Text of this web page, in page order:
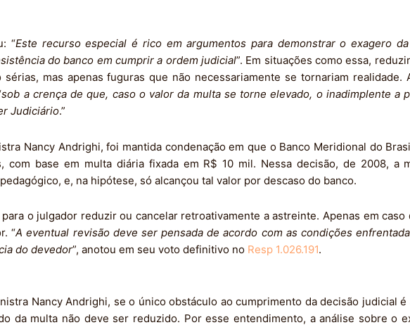
“Este recurso especial é rico em argumentos para demonstrar o exagero
do banco em cumprir a ordem judicial”. Em situações como essa,
mas apenas fuguras que não necessariamente se tornariam realidade.
sob a crença de que, caso o valor da multa se torne elevado, o inadimplente a
Judiciário.”
Nancy Andrighi, foi mantida condenação em que o Banco Meridional do
com base em multa diária fixada em R$ 10 mil. Nessa decisão, de 2008, a
e, na hipótese, só alcançou tal valor por descaso do banco.
o julgador reduzir ou cancelar retroativamente a astreinte. Apenas em
“A eventual revisão deve ser pensada de acordo com as condições
do devedor”, anotou em seu voto definitivo no Resp 1.026.191.
Nancy Andrighi, se o único obstáculo ao cumprimento da decisão judicial
da multa não deve ser reduzido. Por esse entendimento, a análise sobre o